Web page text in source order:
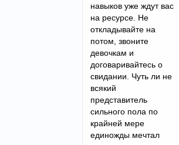
навыков уже ждут вас
на ресурсе. Не
откладывайте на
потом, звоните
девочкам и
договаривайтесь о
свидании. Чуть ли не
всякий
представитель
сильного пола по
крайней мере
единожды мечтал